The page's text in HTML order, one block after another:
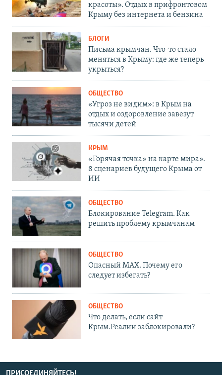
красоты». Отдых в прифронтовом
Крыму без интернета и бензина
БЛОГИ
Письма крымчан. Что-то стало
меняться в Крыму: где же теперь
укрыться?
ОБЩЕСТВО
«Угроз не видим»: в Крым на
отдых и оздоровление завезут
тысячи детей
КРЫМ
«Горячая точка» на карте мира».
8 сценариев будущего Крыма от
ИИ
ОБЩЕСТВО
Блокирование Telegram. Как
решить проблему крымчанам
ОБЩЕСТВО
Опасный MAX. Почему его
следует избегать?
ОБЩЕСТВО
Что делать, если сайт
Крым.Реалии заблокировали?
ПРИСОЕДИНЯЙТЕСЬ!